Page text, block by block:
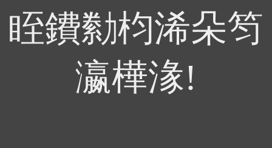
眰鐨勬枃浠朵笉
瀛樺湪!